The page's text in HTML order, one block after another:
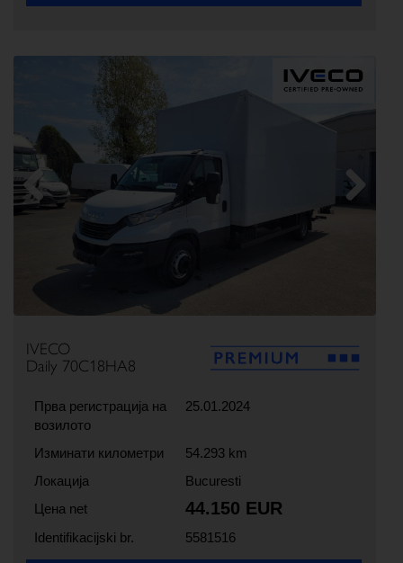
Previous Next
IVECO
Daily 70C18HA8
Прва регистрација на
возилото
25.01.2024
Изминати километри
54.293 km
Локација
Bucuresti
Цена net
44.150 EUR
Identifikacijski br. 5581516